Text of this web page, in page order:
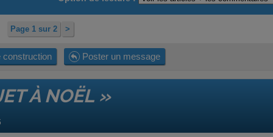
Page 1 sur 2 >
Poster un message
À NOËL »